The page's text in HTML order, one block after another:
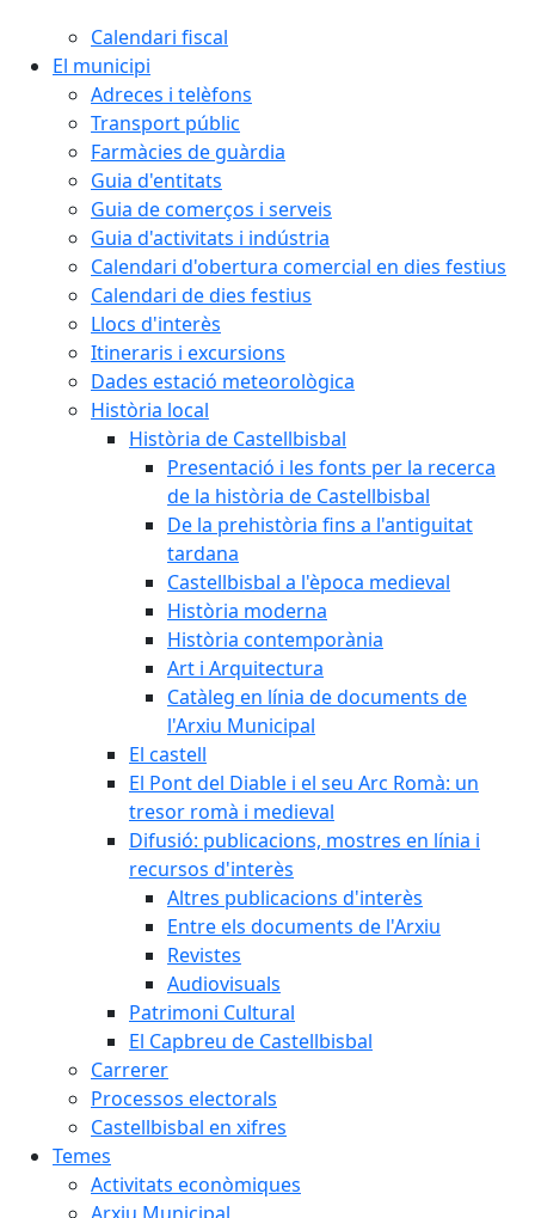
Calendari fiscal
El municipi
Adreces i telèfons
Transport públic
Farmàcies de guàrdia
Guia d'entitats
Guia de comerços i serveis
Guia d'activitats i indústria
Calendari d'obertura comercial en dies festius
Calendari de dies festius
Llocs d'interès
Itineraris i excursions
Dades estació meteorològica
Història local
Història de Castellbisbal
Presentació i les fonts per la recerca
de la història de Castellbisbal
De la prehistòria fins a l'antiguitat
tardana
Castellbisbal a l'època medieval
Història moderna
Història contemporània
Art i Arquitectura
Catàleg en línia de documents de
l'Arxiu Municipal
El castell
El Pont del Diable i el seu Arc Romà: un
tresor romà i medieval
Difusió: publicacions, mostres en línia i
recursos d'interès
Altres publicacions d'interès
Entre els documents de l'Arxiu
Revistes
Audiovisuals
Patrimoni Cultural
El Capbreu de Castellbisbal
Carrerer
Processos electorals
Castellbisbal en xifres
Temes
Activitats econòmiques